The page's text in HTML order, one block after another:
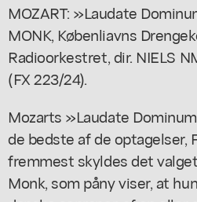
MOZART: »Laudate
MONK, Købenliavns
Radioorkestret, dir. NIELS
(FX 223/24).
Mozarts »Laudate
de bedste af de optagelser,
fremmest skyldes det
Monk, som påny viser, at